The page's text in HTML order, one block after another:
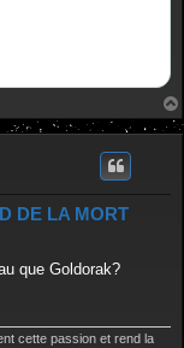
DE LA MORT
que Goldorak?
cette passion et rend la